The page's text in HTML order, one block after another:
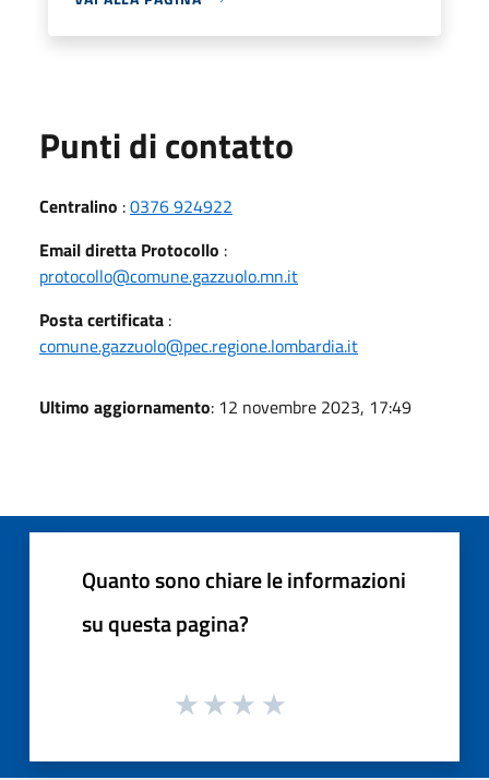
Punti di contatto
Centralino :0376 924922
Email diretta Protocollo :
protocollo@comune.gazzuolo.mn.it
Posta certificata :
comune.gazzuolo@pec.regione.lombardia.it
Ultimo aggiornamento: 12 novembre 2023, 17:49
Quanto sono chiare le informazioni
su questa pagina?